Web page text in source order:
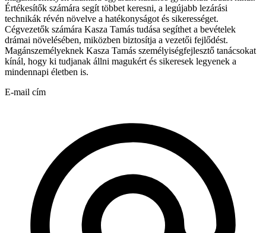
Értékesítők számára segít többet keresni, a legújabb lezárási
technikák révén növelve a hatékonyságot és sikerességet.
Cégvezetők számára Kasza Tamás tudása segíthet a bevételek
drámai növelésében, miközben biztosítja a vezetői fejlődést.
Magánszemélyeknek Kasza Tamás személyiségfejlesztő tanácsokat
kínál, hogy ki tudjanak állni magukért és sikeresek legyenek a
mindennapi életben is.
E-mail cím